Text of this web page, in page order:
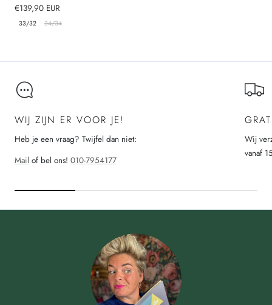
Normale
prijs
€139,90 EUR
33/32 34/34
WIJ ZIJN ER VOOR JE!
Heb je een vraag? Twijfel dan niet:
Mail of bel ons! 010-7954177
Wij
vanaf